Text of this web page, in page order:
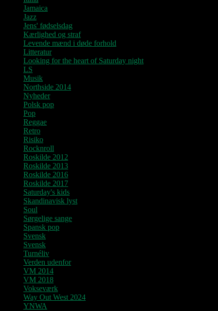
Jamaica
Jazz
Jens' fødselsdag
Kærlighed og straf
Levende mænd i døde forhold
Litteratur
Looking for the heart of Saturday night
LS
Musik
Northside 2014
Nyheder
Polsk pop
Pop
Reggae
Retro
Risiko
Rocknroll
Roskilde 2012
Roskilde 2013
Roskilde 2016
Roskilde 2017
Saturday's kids
Skandinavisk lyst
Soul
Sørgelige sange
Spansk pop
Svensk
Svensk
Turnéliv
Verden udenfor
VM 2014
VM 2018
Vokseværk
Way Out West 2024
YNWA